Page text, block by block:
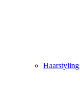
Haarstyling